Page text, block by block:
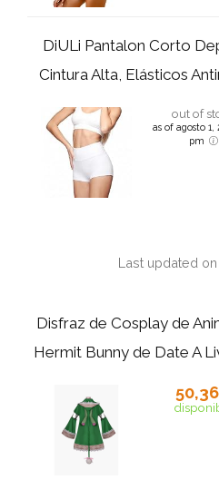
DiULi Pantalon Corto
Cintura Alta, Elásticos
out of
as of agosto 1,
pm
Last updated
Disfraz de Cosplay de
Hermit Bunny de Date A